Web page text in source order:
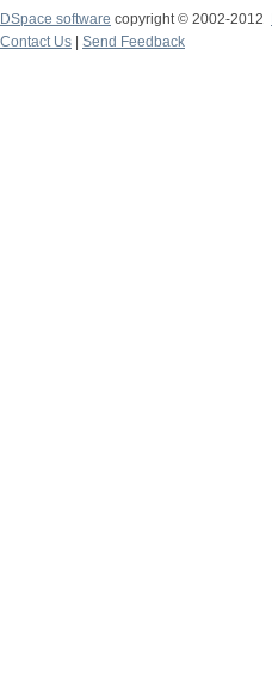
DSpace software copyright © 2002-2012
Contact Us
Send Feedback